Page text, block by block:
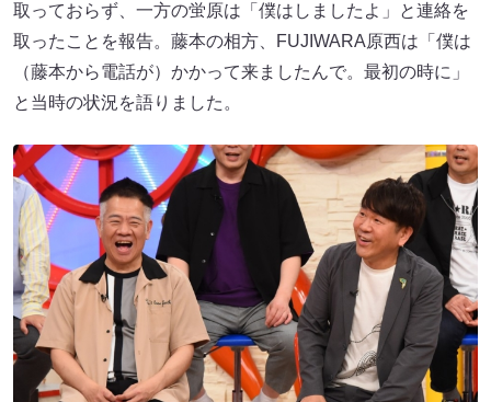
取っておらず、一方の蛍原は「僕はしましたよ」と連絡を
取ったことを報告。藤本の相方、FUJIWARA原西は「僕は
（藤本から電話が）かかって来ましたんで。最初の時に」
と当時の状況を語りました。